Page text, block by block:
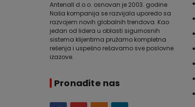
Antenall d.o.o. osnovan je 2003. godine.
Naša kompanija se razvijala uporedo sa
razvojem novih globalnih trendova. Kao
jedan od lidera u oblasti sigurnosnih
sistema klijentima pružamo kompletna
rešenja i uspešno rešavamo sve poslovne
izazove.
Pronađite nas